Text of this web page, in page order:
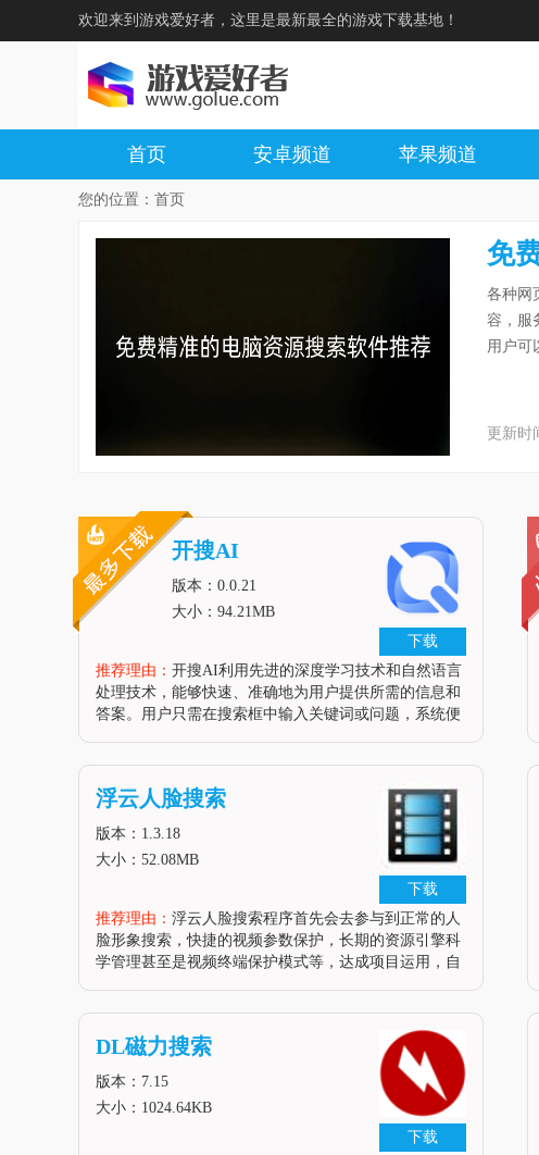
欢迎来到游戏爱好者，这里是最新最全的游戏下载基地！
首页 安卓频道 苹果频道
您的位置： 首页
免
各种网
容，服
用户可
更新时
下载
开搜AI
版本：0.0.21
大小：94.21MB
推荐理由： 开搜AI利用先进的深度学习技术和自然语言
处理技术，能够快速、准确地为用户提供所需的信息和
答案。用户只需在搜索框中输入关键词或问题，系统便
智能问答功能可以让用户与AI进行自然语言对话，获取
更为精确的答案;知识图谱则能为用户提供更为全面、深
入的信息。软件特色拥有
下载
浮云人脸搜索
版本：1.3.18
大小：52.08MB
推荐理由： 浮云人脸搜索程序首先会去参与到正常的人
脸形象搜索，快捷的视频参数保护，长期的资源引擎科
学管理甚至是视频终端保护模式等，达成项目运用，自
管理保护等就显得科学且好用。软件运用申明1、下载
装载浮云人脸搜刮器2、翻开浮云人脸搜刮器3、加入视
频文件4、点击起头搜刮，可以查找视频中的人脸了软
件内容申明浮云人脸搜刮(
下载
DL磁力搜索
版本：7.15
大小：1024.64KB